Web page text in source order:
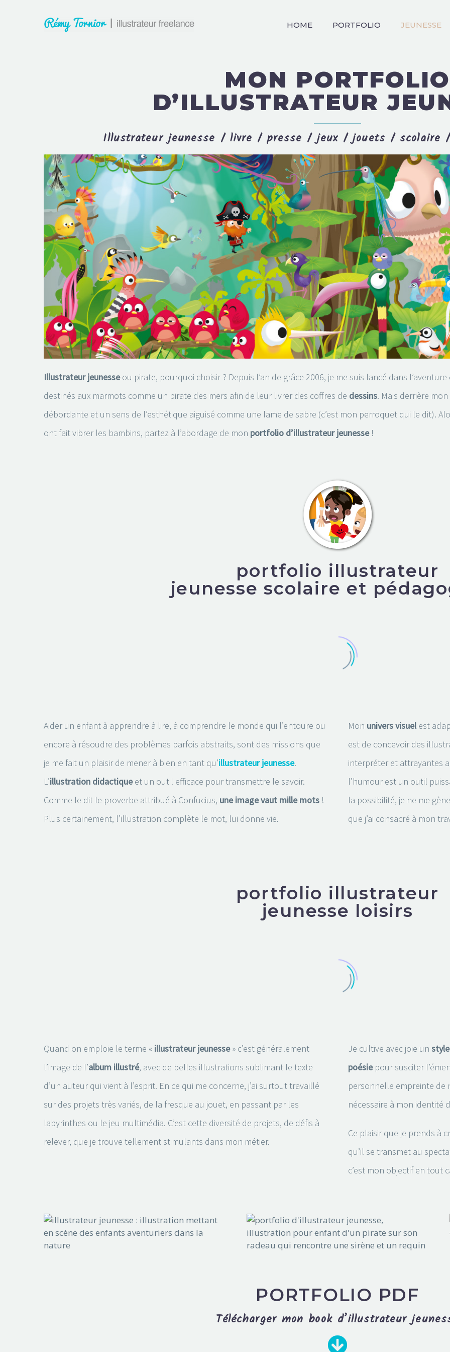
HOME PORTFOLIO JEUNESSE
MON PORTFOLIO
D’ILLUSTRATEUR
Illustrateur jeunesse / livre / presse / jeux / jouets / scolaire
Illustrateur jeunesseou pirate, pourquoi choisir ? Depuis l’an de grâce 2006, je me suis lancé dans l’aventure
destinés aux marmots comme un pirate des mers afin de leur livrer des coffres de dessins. Mais derrière
débordante et un sens de l’esthétique aiguisé comme une lame de sabre (c’est mon perroquet qui le dit).
ont fait vibrer les bambins, partez à l’abordage de mon portfolio d’illustrateur jeunesse!
portfolio illustrateur
jeunesse scolaire et
Aider un enfant à apprendre à lire, à comprendre le monde qui l’entoure ou
encore à résoudre des problèmes parfois abstraits, sont des missions que
je me fait un plaisir de mener à bien en tant qu’illustrateur jeunesse.
L’illustration didactiqueet un outil efficace pour transmettre le savoir.
Comme le dit le proverbe attribué à Confucius, une image vaut mille mots !
Plus certainement, l’illustration complète le mot, lui donne vie.
Mon univers visuel est
est de concevoir des
interpréter et attrayantes
l’humour est un outil
la possibilité, je ne me
que j’ai consacré à mon
portfolio illustrateur
jeunesse loisirs
Quand on emploie le terme « illustrateur jeunesse» c’est généralement
l’image de l’album illustré, avec de belles illustrations sublimant le texte
d’un auteur qui vient à l’esprit. En ce qui me concerne, j’ai surtout travaillé
sur des projets très variés, de la fresque au jouet, en passant par les
labyrinthes ou le jeu multimédia. C’est cette diversité de projets, de défis à
relever, que je trouve tellement stimulants dans mon métier.
Je cultive avec joie un
poésiepour susciter
personnelle empreinte de
nécessaire à mon identité
Ce plaisir que je prends à
qu’il se transmet au
c’est mon objectif en tout
PORTFOLIO PDF
Télécharger mon book d’illustrateur